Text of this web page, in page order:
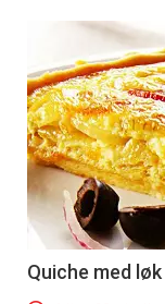
Quiche med løk